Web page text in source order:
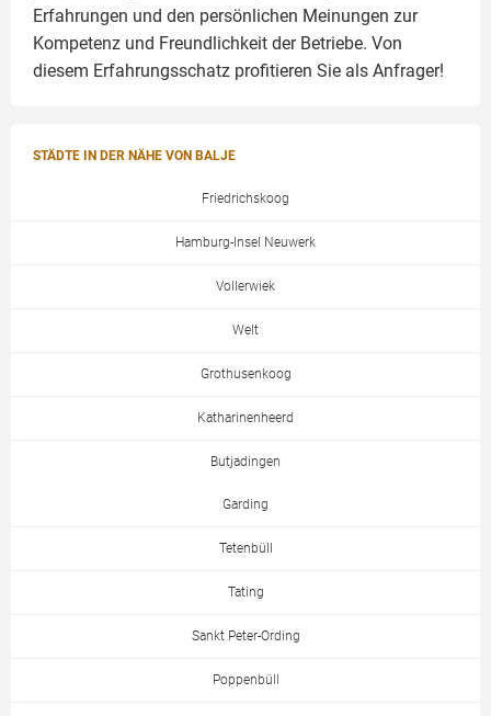
Erfahrungen und den persönlichen Meinungen zur
Kompetenz und Freundlichkeit der Betriebe. Von
diesem Erfahrungsschatz profitieren Sie als Anfrager!
STÄDTE IN DER NÄHE VON BALJE
Friedrichskoog
Hamburg-Insel Neuwerk
Vollerwiek
Welt
Grothusenkoog
Katharinenheerd
Butjadingen
Garding
Tetenbüll
Tating
Sankt Peter-Ording
Poppenbüll